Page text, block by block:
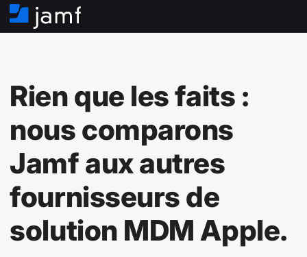
A
c
Rien que les faits :
nous comparons
Jamf aux autres
fournisseurs de
solution MDM Apple.